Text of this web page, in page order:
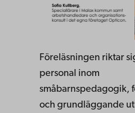
Föreläsningen riktar
personal inom
småbarnspedagogik,
och grundläggande